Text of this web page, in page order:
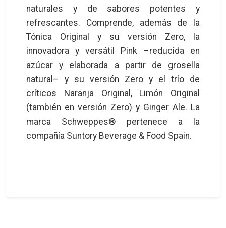
naturales y de sabores potentes y
refrescantes. Comprende, además de la
Tónica Original y su versión Zero, la
innovadora y versátil Pink –reducida en
azúcar y elaborada a partir de grosella
natural– y su versión Zero y el trío de
críticos Naranja Original, Limón Original
(también en versión Zero) y Ginger Ale. La
marca Schweppes® pertenece a la
compañía Suntory Beverage & Food Spain.